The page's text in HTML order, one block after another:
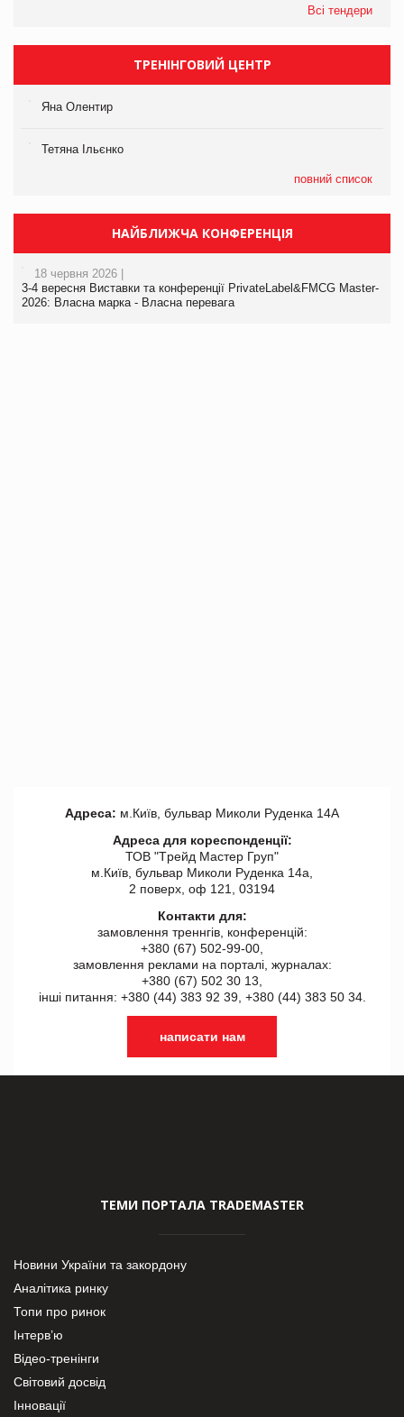
Всі тендери
ТРЕНІНГОВИЙ ЦЕНТР
Яна Олентир
Тетяна Ільєнко
повний список
НАЙБЛИЖЧА КОНФЕРЕНЦІЯ
18 червня 2026 |
3-4 вересня Виставки та конференції PrivateLabel&FMCG Master-
2026: Власна марка - Власна перевага
Адреса: м.Київ, бульвар Миколи Руденка 14А
Адреса для кореспонденції:
ТОВ "Tрейд Мастер Груп"
м.Київ, бульвар Миколи Руденка 14а,
2 поверх, оф 121, 03194
Контакти для:
замовлення треннгів, конференцій:
+380 (67) 502-99-00,
замовлення реклами на порталі, журналах:
+380 (67) 502 30 13,
інші питання: +380 (44) 383 92 39, +380 (44) 383 50 34.
написати нам
ТЕМИ ПОРТАЛА TRADEMASTER
Новини України та закордону
Аналітика ринку
Топи про ринок
Інтерв’ю
Відео-тренінги
Світовий досвід
Інновації